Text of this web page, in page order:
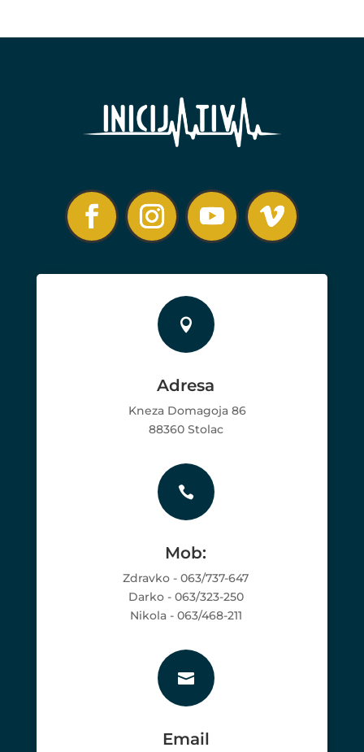

Adresa
Kneza Domagoja 86
88360 Stolac

Mob:
Zdravko - 063/737-647
Darko - 063/323-250
Nikola - 063/468-211

Email